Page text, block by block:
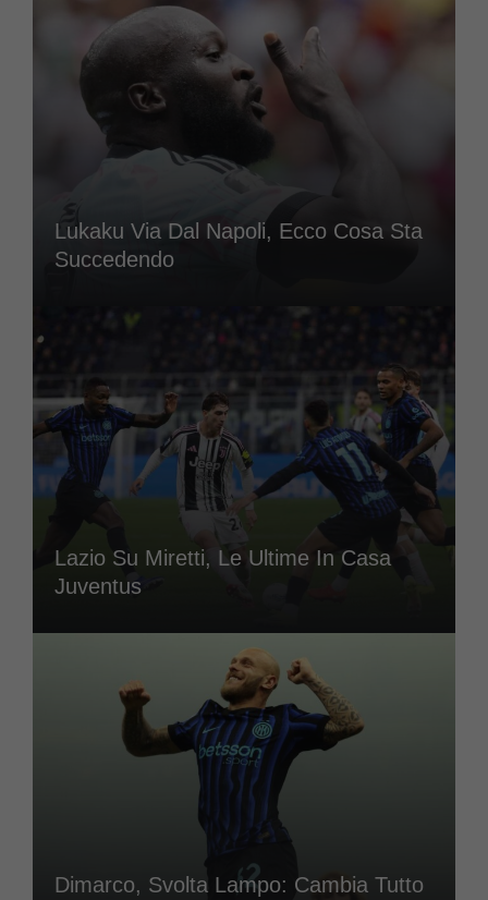
Lukaku Via Dal Napoli, Ecco Cosa Sta
Succedendo
Lazio Su Miretti, Le Ultime In Casa
Juventus
Dimarco, Svolta Lampo: Cambia Tutto